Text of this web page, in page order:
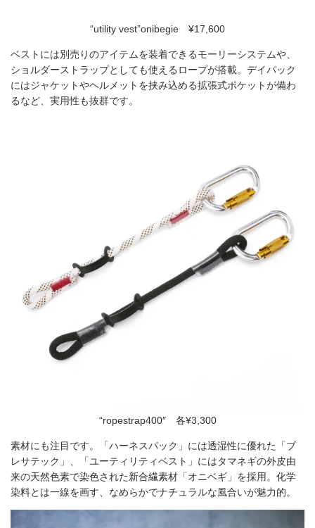
“utility vest”onibegie ¥17,600
ベストには別売りのアイテムを装着できるモーリーシステムや、
ショルダーストラップとしても使えるロープが搭載。デイパック
にはジャケットやヘルメットを挟み込める拡張式ポケットが備わ
るなど、実用性も抜群です。
“ropestrap400″ 各¥3,300
素材にも注目です。「ハーネスパック」には透湿性に優れた「ブ
レサテック」、「ユーティリティベスト」にはタマネギの外皮由
来の天然色素で染色された新合繊素材「オニベギ」を採用。化学
染料とは一線を画す、なめらかでナチュラルな風合いが魅力的。